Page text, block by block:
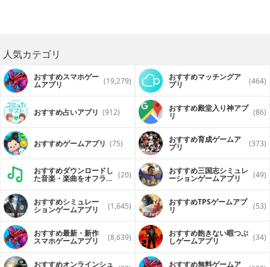
人気カテゴリ
おすすめスマホゲー
ムアプリ (19,279) おすすめマッチングア
プリ (464)
おすすめ占いアプリ (912) おすすめ殿堂入り神アプ
リ (86)
おすすめゲームアプリ (75) おすすめ育成ゲームア
プリ (373)
おすすめダウンロードし
た音楽・楽曲をオフライ (20) おすすめ三国志シミュレ
ーションゲームアプリ (49)
おすすめシミュレー
ションゲームアプリ (1,645) おすすめTPSゲームアプ
リ (53)
おすすめ最新・新作
スマホゲームアプリ (8,639) おすすめ飽きない暇つぶ
しゲームアプリ (34)
おすすめオンラインシュ おすすめ無料ゲームア